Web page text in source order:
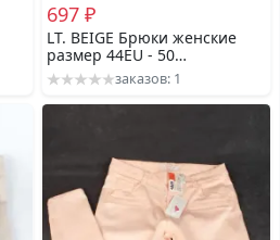
697 ₽
LT. BEIGE Брюки женские
размер 44EU - 50
российскийзаказов: 1